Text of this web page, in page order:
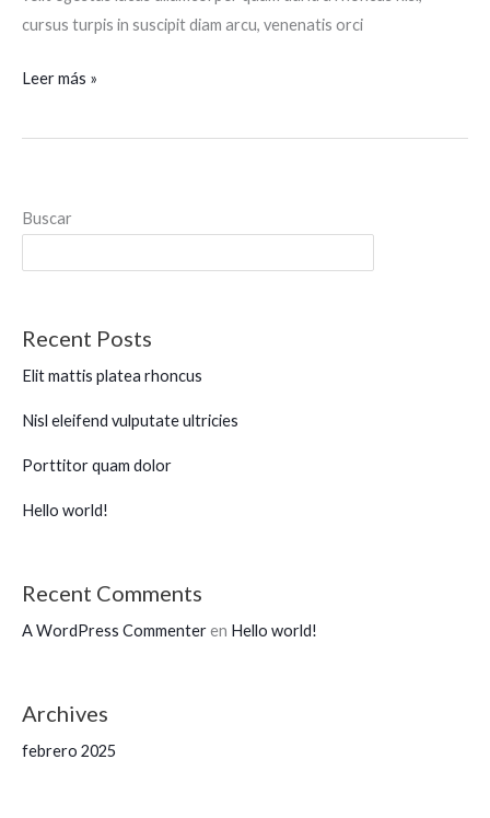
cursus turpis in suscipit diam arcu, venenatis orci
Leer más »
Buscar
Recent Posts
Elit mattis platea rhoncus
Nisl eleifend vulputate ultricies
Porttitor quam dolor
Hello world!
Recent Comments
A WordPress Commenteren Hello world!
Archives
febrero 2025